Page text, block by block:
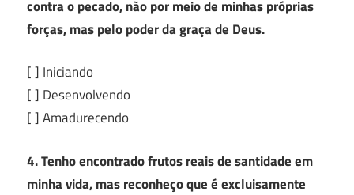
contra o pecado, não por meio de minhas próprias
forças, mas pelo poder da graça de Deus.
[ ] Iniciando
[ ] Desenvolvendo
[ ] Amadurecendo
4. Tenho encontrado frutos reais de santidade em
minha vida, mas reconheço que é excluisamente